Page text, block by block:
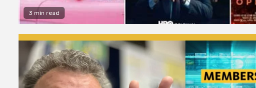
3 min read